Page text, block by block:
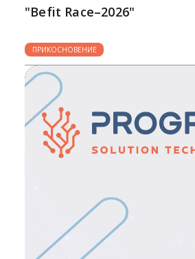
"Befit Race–2026"
ПРИКОСНОВЕНИЕ